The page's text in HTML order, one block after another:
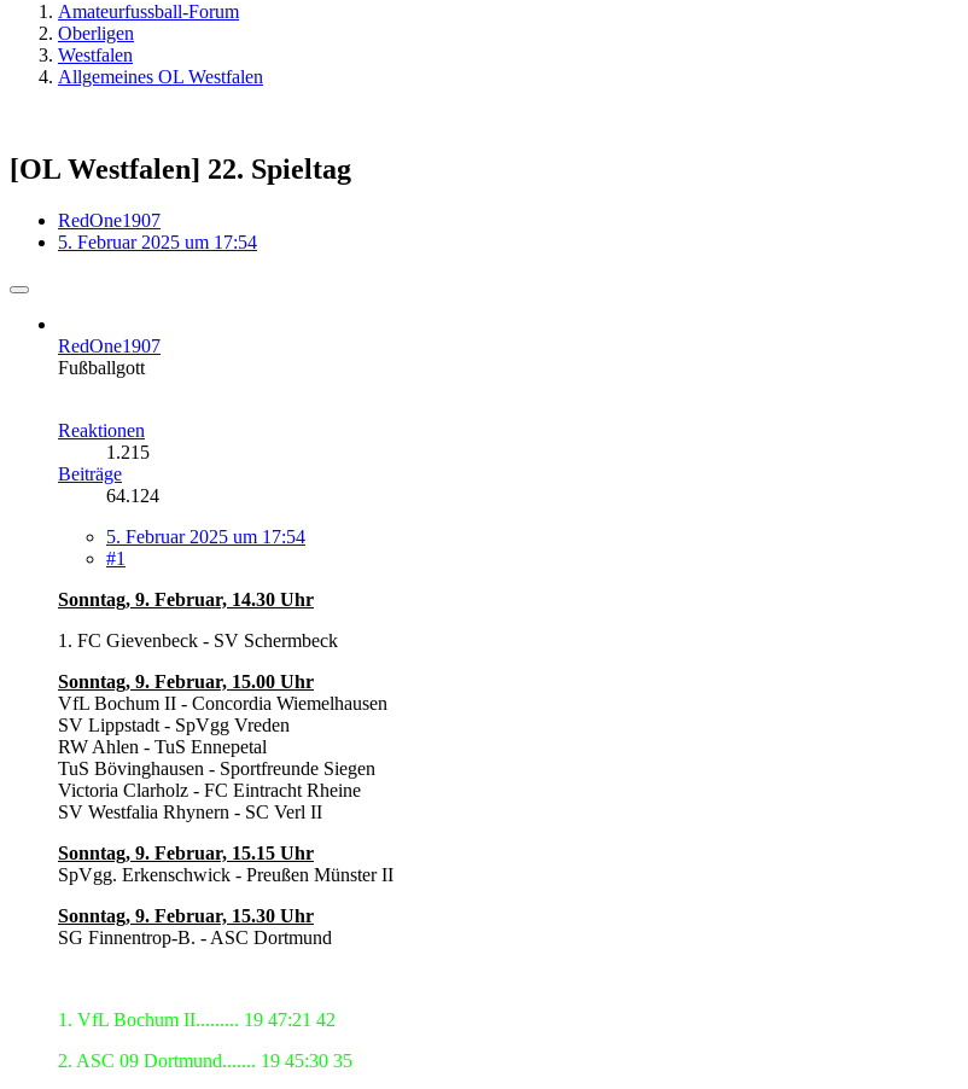
Amateurfussball-Forum
Oberligen
Westfalen
Allgemeines OL Westfalen
[OL Westfalen] 22. Spieltag
RedOne1907
5. Februar 2025 um 17:54
RedOne1907
Fußballgott
Reaktionen
1.215
Beiträge
64.124
5. Februar 2025 um 17:54
#1
Sonntag, 9. Februar, 14.30 Uhr
1. FC Gievenbeck - SV Schermbeck
Sonntag, 9. Februar, 15.00 Uhr
VfL Bochum II - Concordia Wiemelhausen
SV Lippstadt - SpVgg Vreden
RW Ahlen - TuS Ennepetal
TuS Bövinghausen - Sportfreunde Siegen
Victoria Clarholz - FC Eintracht Rheine
SV Westfalia Rhynern - SC Verl II
Sonntag, 9. Februar, 15.15 Uhr
SpVgg. Erkenschwick - Preußen Münster II
Sonntag, 9. Februar, 15.30 Uhr
SG Finnentrop-B. - ASC Dortmund
1. VfL Bochum II......... 19 47:21 42
2. ASC 09 Dortmund....... 19 45:30 35